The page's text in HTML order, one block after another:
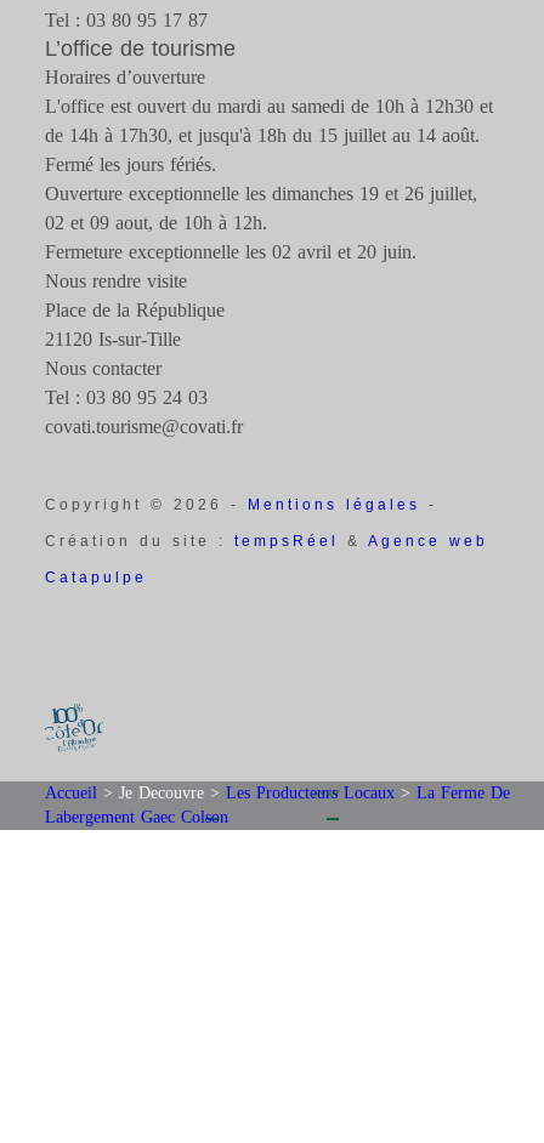
Accueil >Je Decouvre >Les Producteurs Locaux >La Ferme De
Labergement Gaec Colson
Tel : 03 80 95 17 87
L’office de tourisme
Horaires d’ouverture
L'office est ouvert du mardi au samedi de 10h à 12h30 et
de 14h à 17h30, et jusqu'à 18h du 15 juillet au 14 août.
Fermé les jours fériés.
Ouverture exceptionnelle les dimanches 19 et 26 juillet,
02 et 09 aout, de 10h à 12h.
Fermeture exceptionnelle les 02 avril et 20 juin.
Nous rendre visite
Place de la République
21120 Is-sur-Tille
Nous contacter
Tel : 03 80 95 24 03
covati.tourisme@covati.fr
Copyright © 2026 - Mentions légales -
Création du site :tempsRéel&Agence web
Catapulpe